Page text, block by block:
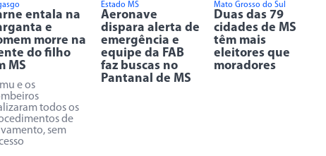
entala na
e
morre na
do filho
MS
e os
todos os
de
sem
Estado MS
Aeronave
dispara alerta de
emergência e
equipe da FAB
faz buscas no
Pantanal de MS
Mato Grosso do Sul
Duas das 79
cidades de MS
têm mais
eleitores que
moradores